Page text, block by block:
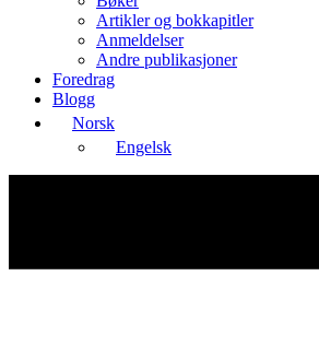
Artikler og bokkapitler
Anmeldelser
Andre publikasjoner
Foredrag
Blogg
Norsk
Engelsk